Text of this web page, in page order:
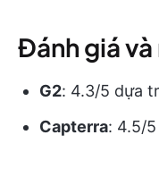
Đánh giá
G2: 4.3/5 dựa
Capterra: 4.5/